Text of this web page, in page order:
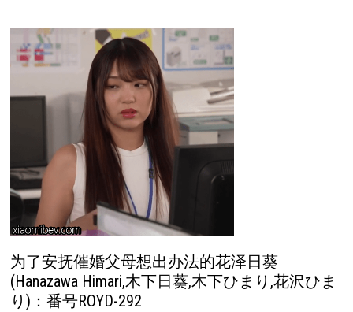
为了安抚催婚父母想出办法的花泽日葵
(Hanazawa Himari,木下日葵,木下ひまり,花沢ひま
り)：番号ROYD-292